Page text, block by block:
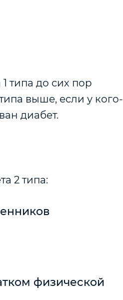
типа до сих пор
выше, если у кого-
диабет.
2 типа:
физической